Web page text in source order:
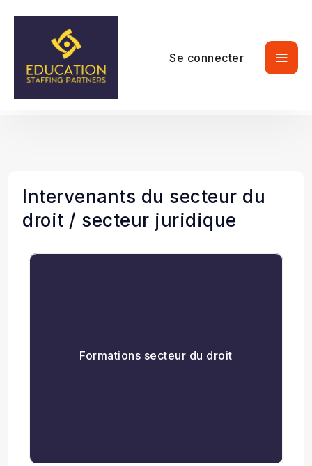
Se connecter
Intervenants du secteur du
droit / secteur juridique
Formations secteur du droit